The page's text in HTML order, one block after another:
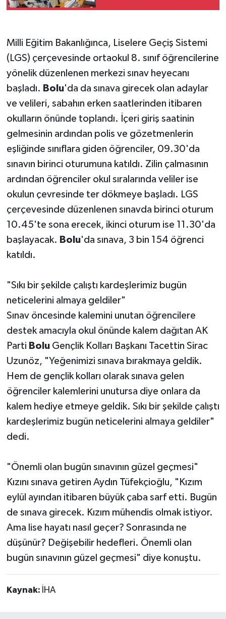
Milli Eğitim Bakanlığınca, Liselere Geçiş Sistemi
(LGS) çerçevesinde ortaokul 8. sınıf öğrencilerine
yönelik düzenlenen merkezi sınav heyecanı
başladı. Bolu'da da sınava girecek olan adaylar
ve velileri, sabahın erken saatlerinden itibaren
okulların önünde toplandı. İçeri giriş saatinin
gelmesinin ardından polis ve gözetmenlerin
eşliğinde sınıflara giden öğrenciler, 09.30'da
sınavın birinci oturumuna katıldı. Zilin çalmasının
ardından öğrenciler okul sıralarında veliler ise
okulun çevresinde ter dökmeye başladı. LGS
çerçevesinde düzenlenen sınavda birinci oturum
10.45'te sona erecek, ikinci oturum ise 11.30'da
başlayacak. Bolu'da sınava, 3 bin 154 öğrenci
katıldı.
"Sıkı bir şekilde çalıştı kardeşlerimiz bugün
neticelerini almaya geldiler"
Sınav öncesinde kalemini unutan öğrencilere
destek amacıyla okul önünde kalem dağıtan AK
Parti BoluGençlik Kolları Başkanı Tacettin Sirac
Uzunöz, "Yeğenimizi sınava bırakmaya geldik.
Hem de gençlik kolları olarak sınava gelen
öğrenciler kalemlerini unutursa diye onlara da
kalem hediye etmeye geldik. Sıkı bir şekilde çalıştı
kardeşlerimiz bugün neticelerini almaya geldiler"
dedi.
"Önemli olan bugün sınavının güzel geçmesi"
Kızını sınava getiren Aydın Tüfekçioğlu, "Kızım
eylül ayından itibaren büyük çaba sarf etti. Bugün
de sınava girecek. Kızım mühendis olmak istiyor.
Ama lise hayatı nasıl geçer? Sonrasında ne
düşünür? Değişebilir hedefleri. Önemli olan
bugün sınavının güzel geçmesi" diye konuştu.
Kaynak: İHA